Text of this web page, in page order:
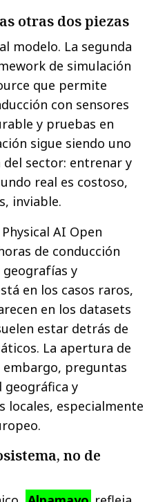
otras dos piezas
modelo. La segunda
de simulación
que permite
con sensores
y pruebas en
sigue siendo uno
sector: entrenar y
real es costoso,
inviable.
AI Open
de conducción
y
en los casos raros,
en los datasets
estar detrás de
La apertura de
preguntas
y
locales, especialmente
no de